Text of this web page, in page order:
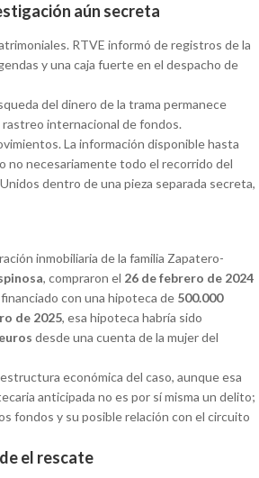
aún secreta
RTVE informó de registros de la
y una caja fuerte en el despacho de
del dinero de la trama permanece
internacional de fondos.
La información disponible hasta
no necesariamente todo el recorrido del
dentro de una pieza separada secreta,
inmobiliaria de la familia Zapatero-
, compraron el 26 de febrero de 2024
financiado con una hipoteca de 500.000
de 2025, esa hipoteca habría sido
desde una cuenta de la mujer del
económica del caso, aunque esa
anticipada no es por sí misma un delito;
fondos y su posible relación con el circuito
el rescate